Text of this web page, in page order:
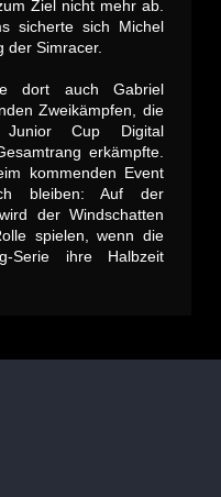
Ziel nicht mehr ab.
sicherte sich Michel
der Simracer.
dort auch Gabriel
Zweikämpfen, die
Junior Cup Digital
erkämpfte.
kommenden Event
bleiben: Auf der
der Windschatten
spielen, wenn die
Serie ihre Halbzeit